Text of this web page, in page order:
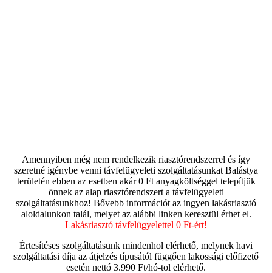
Amennyiben még nem rendelkezik riasztórendszerrel és így
szeretné igénybe venni távfelügyeleti szolgáltatásunkat Balástya
területén ebben az esetben akár 0 Ft anyagköltséggel telepítjük
önnek az alap riasztórendszert a távfelügyeleti
szolgáltatásunkhoz! Bővebb információt az ingyen lakásriasztó
aloldalunkon talál, melyet az alábbi linken keresztül érhet el.
Lakásriasztó távfelügyelettel 0 Ft-ért!
Értesítéses szolgáltatásunk mindenhol elérhető, melynek havi
szolgáltatási díja az átjelzés típusától függően lakossági előfizető
esetén nettó 3.990 Ft/hó-tol elérhető.